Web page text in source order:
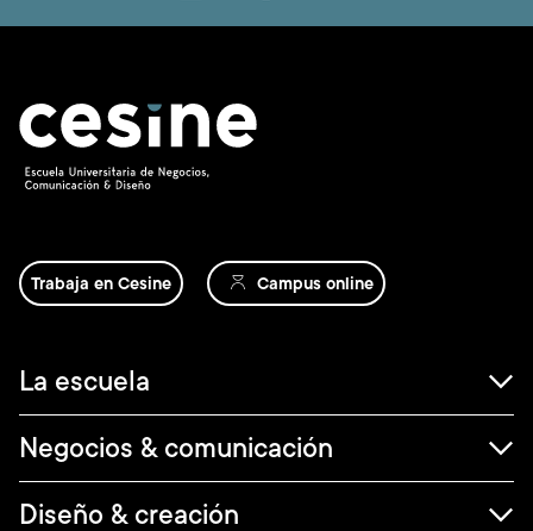
Trabaja en Cesine Campus online
Navegación
principal
La escuela
Negocios & comunicación
Diseño & creación